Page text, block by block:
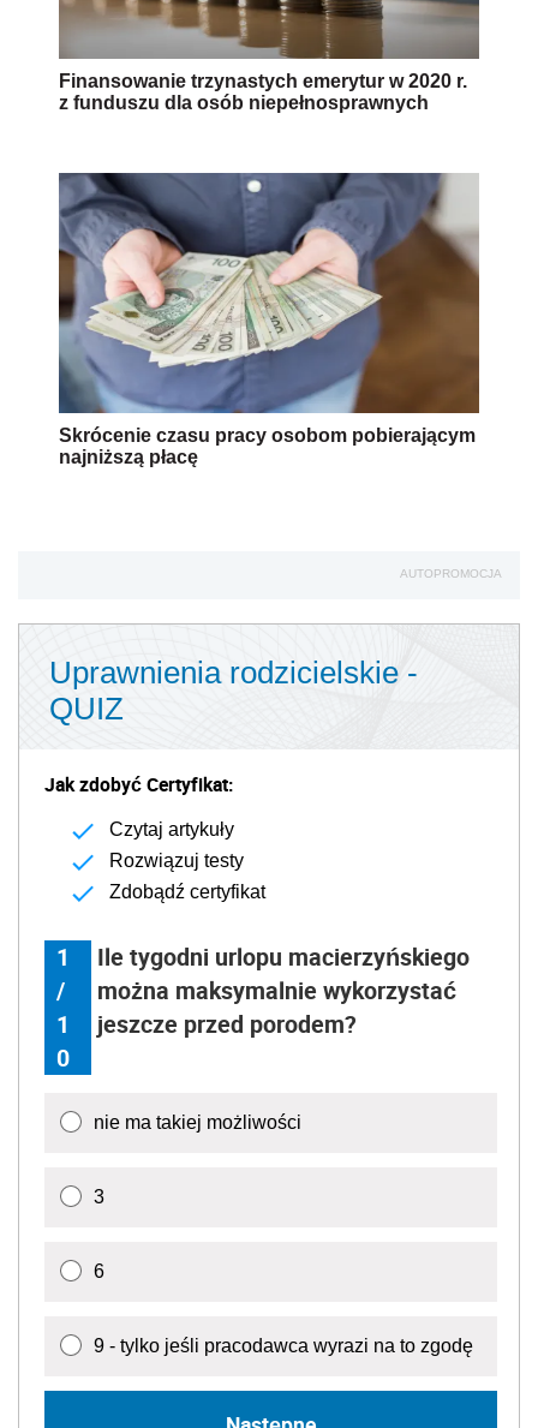
Finansowanie trzynastych emerytur w 2020 r.
z funduszu dla osób niepełnosprawnych
Skrócenie czasu pracy osobom pobierającym
najniższą płacę
AUTOPROMOCJA
Uprawnienia rodzicielskie -
QUIZ
Jak zdobyć Certyfikat:
Czytaj artykuły
Rozwiązuj testy
Zdobądź certyfikat
1
/
1
0
Ile tygodni urlopu macierzyńskiego
można maksymalnie wykorzystać
jeszcze przed porodem?
nie ma takiej możliwości
3
6
9 - tylko jeśli pracodawca wyrazi na to zgodę